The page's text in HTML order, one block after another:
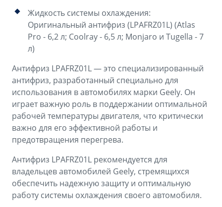
Жидкость системы охлаждения:
Оригинальный антифриз (LPAFRZ01L) (Atlas
Pro - 6,2 л; Coolray - 6,5 л; Monjaro и Tugella - 7
л)
Антифриз LPAFRZ01L — это специализированный
антифриз, разработанный специально для
использования в автомобилях марки Geely. Он
играет важную роль в поддержании оптимальной
рабочей температуры двигателя, что критически
важно для его эффективной работы и
предотвращения перегрева.
Антифриз LPAFRZ01L рекомендуется для
владельцев автомобилей Geely, стремящихся
обеспечить надежную защиту и оптимальную
работу системы охлаждения своего автомобиля.